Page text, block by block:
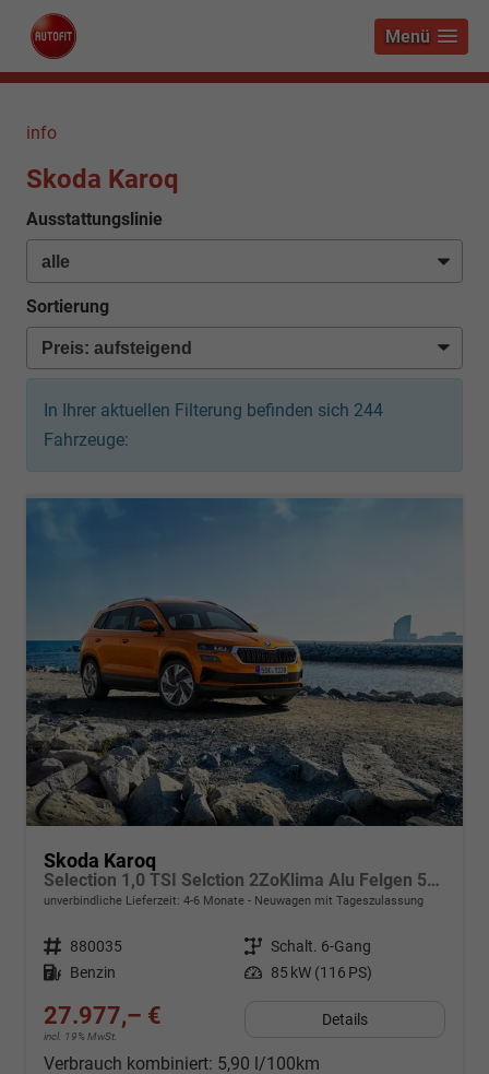
Menü
info
Skoda Karoq
Ausstattungslinie
Sortierung
In Ihrer aktuellen Filterung befinden sich 244
Fahrzeuge:
Skoda Karoq
Selection 1,0 TSI Selction 2ZoKlima Alu Felgen 5J Garantie Sitzheizung LED Scheinwerfer Tempomat
unverbindliche Lieferzeit: 4-6 Monate Neuwagen mit Tageszulassung
Fahrzeugnr. 880035 Getriebe Schalt. 6-Gang
Kraftstoff Benzin Leistung 85 kW (116 PS)
27.977,– €
incl. 19% MwSt.
Details
Verbrauch kombiniert: 5,90 l/100km